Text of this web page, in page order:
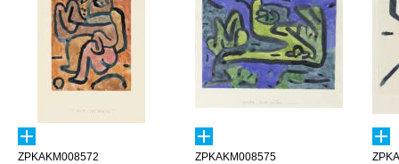
ZPKAKM008572
ZPKAKM008575